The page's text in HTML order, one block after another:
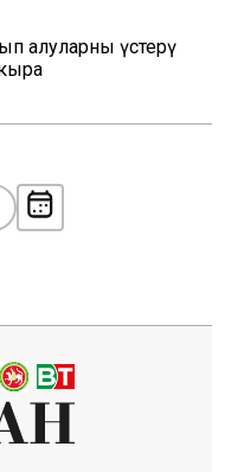
алуларны үстерү